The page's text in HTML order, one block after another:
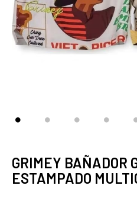
GRIMEY BAÑADOR
ESTAMPADO